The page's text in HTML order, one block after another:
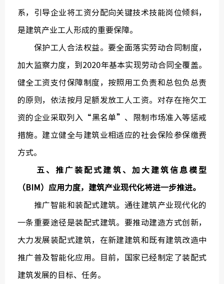
系，引导企业将工资分配向关键技术技能岗位倾斜，
是建筑产业工人形成的重要保障。
保护工人合法权益。要全面落实劳动合同制度，
加大监察力度，到2020年基本实现劳动合同全覆盖。
健全工资支付保障制度，按照用工负责和总包负总责
的原则，依法按月足额发放工人工资。对存在拖欠工
资的企业采取列入“黑名单”、限制市场准入等惩戒
措施。建立健全与建筑业相适应的社会保险参保缴费
方式。
五、推广装配式建筑、加大建筑信息模型
（BIM）应用力度，建筑产业现代化将进一步推进。
推广智能和装配式建筑。通往建筑产业现代化的
一条重要途径是装配式建筑。要推动建造方式创新，
大力发展装配式建筑，在新建建筑和既有建筑改造中
推广普及智能化应用。目前，国家已经制定了装配式
建筑发展的目标、任务。